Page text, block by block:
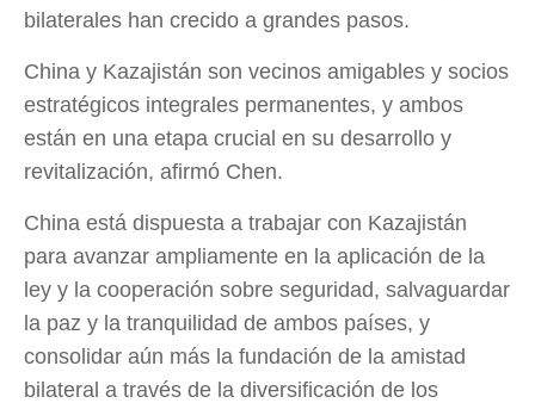
bilaterales han crecido a grandes pasos.
China y Kazajistán son vecinos amigables y socios
estratégicos integrales permanentes, y ambos
están en una etapa crucial en su desarrollo y
revitalización, afirmó Chen.
China está dispuesta a trabajar con Kazajistán
para avanzar ampliamente en la aplicación de la
ley y la cooperación sobre seguridad, salvaguardar
la paz y la tranquilidad de ambos países, y
consolidar aún más la fundación de la amistad
bilateral a través de la diversificación de los